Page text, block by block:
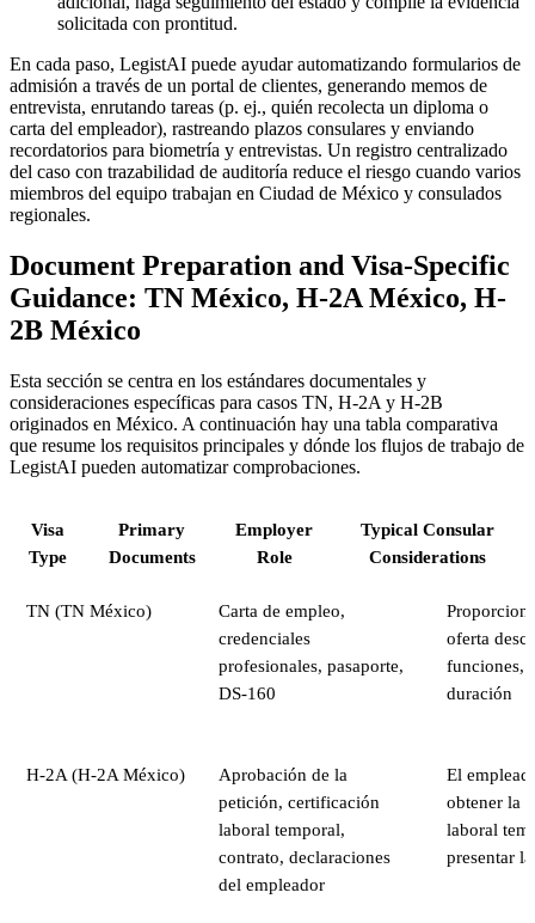
solicitada con prontitud.
En cada paso, LegistAI puede ayudar automatizando formularios de
admisión a través de un portal de clientes, generando memos de
entrevista, enrutando tareas (p. ej., quién recolecta un diploma o
carta del empleador), rastreando plazos consulares y enviando
recordatorios para biometría y entrevistas. Un registro centralizado
del caso con trazabilidad de auditoría reduce el riesgo cuando varios
miembros del equipo trabajan en Ciudad de México y consulados
regionales.
Document Preparation and Visa-Specific
Guidance: TN México, H-2A México, H-
2B México
Esta sección se centra en los estándares documentales y
consideraciones específicas para casos TN, H-2A y H-2B
originados en México. A continuación hay una tabla comparativa
que resume los requisitos principales y dónde los flujos de trabajo de
LegistAI pueden automatizar comprobaciones.
Visa
Type
Primary
Documents
Employer
Role
Typical Consular
Considerations
TN (TN México)
Carta de empleo,
credenciales
profesionales, pasaporte,
DS-160
oferta
funciones,
duración
H-2A (H-2A México)
Aprobación de la
petición, certificación
laboral temporal,
contrato, declaraciones
del empleador
El
obtener la
laboral
presentar